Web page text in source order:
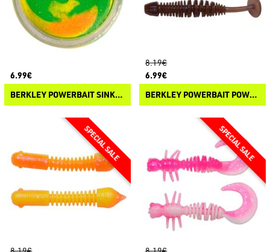
6.99€
BERKLEY POWERBAIT SINKING GLITTER TROUT DOUGH
8.19€
6.99€
BERKLEY POWERBAIT POWER LEECH